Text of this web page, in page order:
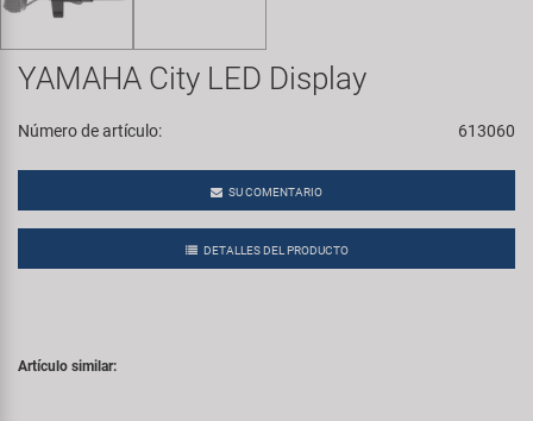
Transporte y Aparcamiento
Super B
Trail-Gator
Todas las marcas
YAMAHA City LED Display
Número de artículo: 613060
SU COMENTARIO
DETALLES DEL PRODUCTO
Artículo similar: